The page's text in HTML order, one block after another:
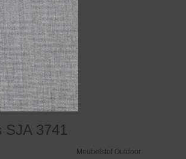
SJA 3741
Meubelstof Outdoor